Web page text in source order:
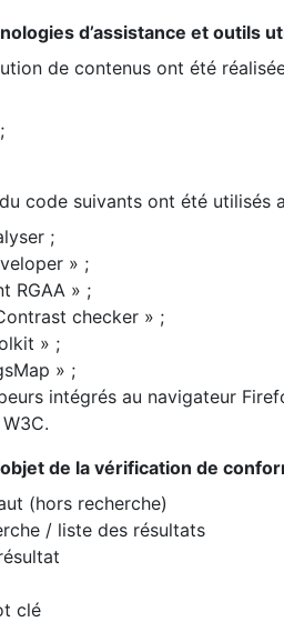
d’assistance et outils
de contenus ont été
code suivants ont été utilisés
;
» ;
RGAA » ;
checker » ;
» ;
» ;
intégrés au navigateur
de la vérification de
(hors recherche)
/ liste des résultats
clé